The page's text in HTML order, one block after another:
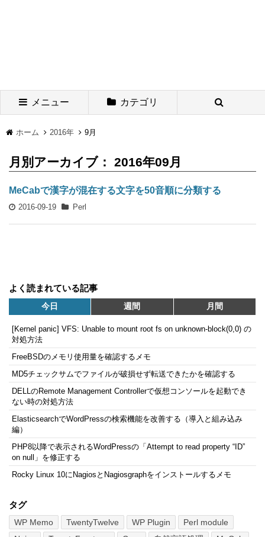
メニュー カテゴリ
ホーム 2016年 9月
月別アーカイブ： 2016年09月
MeCabで漢字が混在する文字を50音順に分類する
2016-09-19 Perl
よく読まれている記事
今日 週間 月間
[Kernel panic] VFS: Unable to mount root fs on unknown-block(0,0) の
対処方法
FreeBSDのメモリ使用量を確認するメモ
MD5チェックサムでファイルが破損せず転送できたかを確認する
DELLのRemote Management Controllerで仮想コンソールを起動でき
ない時の対処方法
ElasticsearchでWordPressの検索機能を改善する（導入と組み込み
編）
PHP8以降で表示されるWordPressの「Attempt to read property “ID”
on null」を修正する
Rocky Linux 10にNagiosとNagiosgraphをインストールするメモ
タグ
WP Memo TwentyTwelve WP Plugin
Perl module